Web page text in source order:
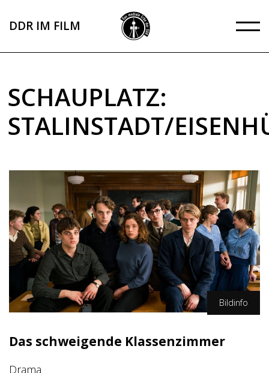
zum
DDR IM FILM
SCHAUPLATZ:
STALINSTADT/
Bildinfo
Das schweigende Klassenzimmer
Drama